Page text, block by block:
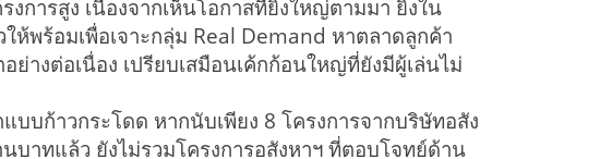
การสูง เนื่องจากเห็นโอกาสที่ยิ่งใหญ่ตามมา ยิ่งใน
ห้พร้อมเพื่อเจาะกลุ่ม Real Demand หาตลาดลูกค้า
างต่อเนื่อง เปรียบเสมือนเค้กก้อนใหญ่ที่ยังมีผู้เล่นไม่
บบก้าวกระโดด หากนับเพียง 8 โครงการจากบริษัทอสัง
าทแล้ว ยังไม่รวมโครงการอสังหาฯ ที่ตอบโจทย์ด้าน